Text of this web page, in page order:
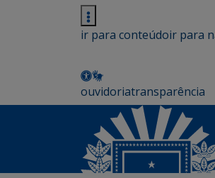
ir para conteúdoir para
ouvidoriatransparência